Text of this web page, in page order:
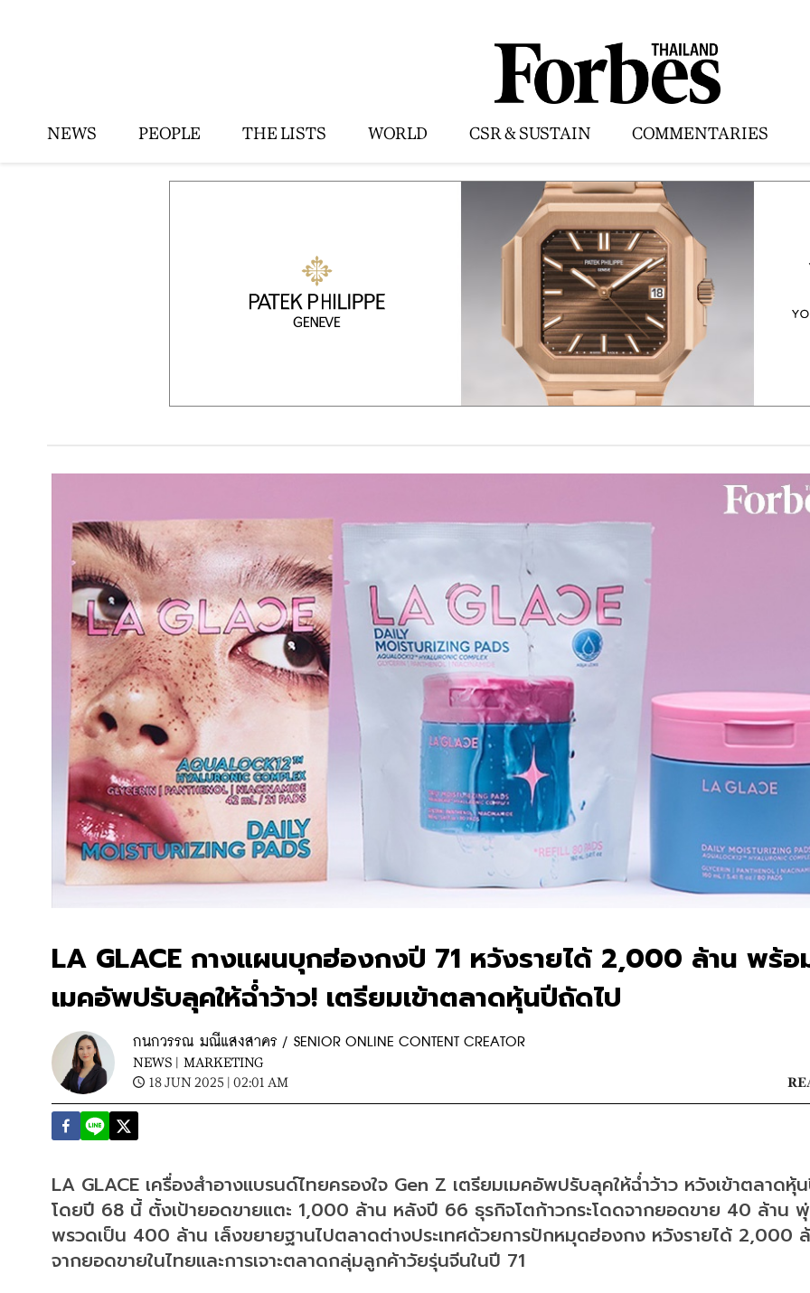
NEWS PEOPLE THE LISTS WORLD CSR & SUSTAIN COMMENTARIES
LA GLACE กางแผนบุกฮ่องกงปี 71 หวังรายได้ 2,000 ล้าน พร้อ
เมคอัพปรับลุคให้ฉ่ำว้าว! เตรียมเข้าตลาดหุ้นปีถัดไป
กนกวรรณ มณีแสงสาคร / SENIOR ONLINE CONTENT CREATOR
NEWS | MARKETING
18 JUN 2025 | 02:01 AM
LA GLACE เครื่องสำอางแบรนด์ไทยครองใจ Gen Z เตรียมเมคอัพปรับลุคให้ฉ่ำว้าว หวังเข้าตลาดหุ้
โดยปี 68 นี้ ตั้งเป้ายอดขายแตะ 1,000 ล้าน หลังปี 66 ธุรกิจโตก้าวกระโดดจากยอดขาย 40 ล้าน
พรวดเป็น 400 ล้าน เล็งขยายฐานไปตลาดต่างประเทศด้วยการปักหมุดฮ่องกง หวังรายได้ 2,000
จากยอดขายในไทยและการเจาะตลาดกลุ่มลูกค้าวัยรุ่นจีนในปี 71